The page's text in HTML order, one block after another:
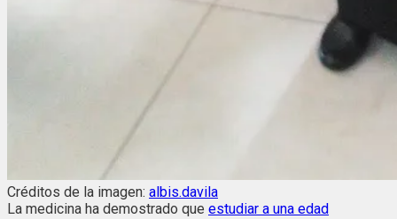
Créditos de la imagen: albis.davila
La medicina ha demostrado que estudiar a una edad